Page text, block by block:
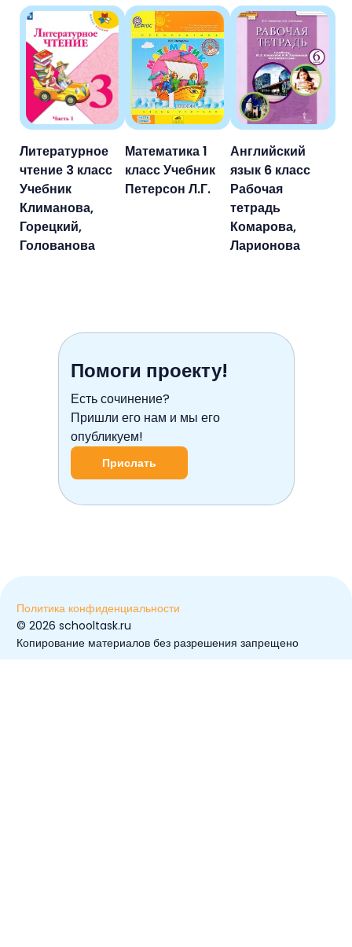
Литературное
чтение 3 класс
Учебник
Климанова,
Горецкий,
Голованова
Математика 1
класс Учебник
Петерсон Л.Г.
Английский
язык 6 класс
Рабочая
тетрадь
Комарова,
Ларионова
Помоги проекту!
Есть сочинение?
Пришли его нам и мы его
опубликуем!
Прислать
© ️2026 schooltask.ru
Копирование материалов без разрешения запрещено
Политика конфиденциальности